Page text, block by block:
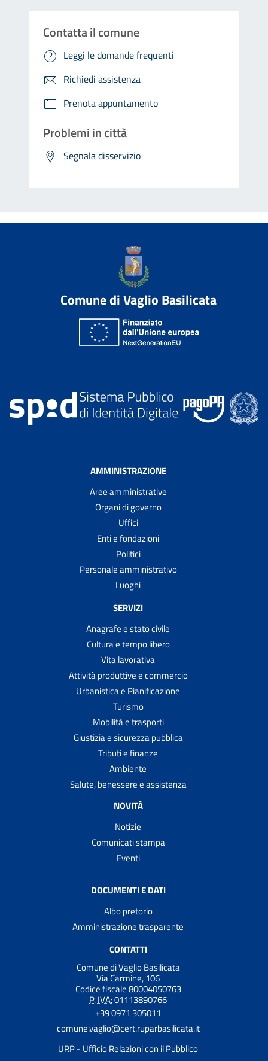
Contatta il comune
Leggi le domande frequenti
Richiedi assistenza
Prenota appuntamento
Problemi in città
Segnala disservizio
Comune di Vaglio Basilicata
AMMINISTRAZIONE
Aree amministrative
Organi di governo
Uffici
Enti e fondazioni
Politici
Personale amministrativo
Luoghi
SERVIZI
Anagrafe e stato civile
Cultura e tempo libero
Vita lavorativa
Attività produttive e commercio
Urbanistica e Pianificazione
Turismo
Mobilità e trasporti
Giustizia e sicurezza pubblica
Tributi e finanze
Ambiente
Salute, benessere e assistenza
NOVITÀ
Notizie
Comunicati stampa
Eventi
DOCUMENTI E DATI
Albo pretorio
Amministrazione trasparente
CONTATTI
Comune di Vaglio Basilicata
Via Carmine, 106
Codice fiscale 80004050763
P. IVA:01113890766
+39 0971 305011
comune.vaglio@cert.ruparbasilicata.it
URP - Ufficio Relazioni con il Pubblico